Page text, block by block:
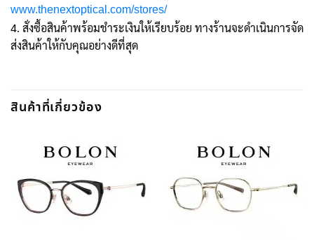
www.thenextoptical.com/stores/
4. สั่งซื้อสินค้าพร้อมชำระเงินให้เรียบร้อย ทางร้านจะดำเนินการจัด
ส่งสินค้าให้กับคุณอย่างดีที่สุด
สินค้าที่เกี่ยวข้อง